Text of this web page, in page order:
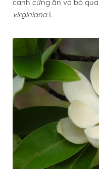
cánh cứng ăn và bò
virginiana L.